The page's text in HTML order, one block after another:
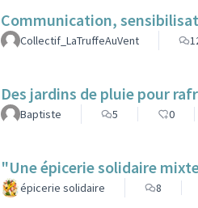
Communication,
Collectif_LaTruffeAuVent
Des jardins de pluie pour
Baptiste 5 0
"Une épicerie solidaire
épicerie solidaire 8